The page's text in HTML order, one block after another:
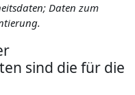
Daten zum
sind die für die